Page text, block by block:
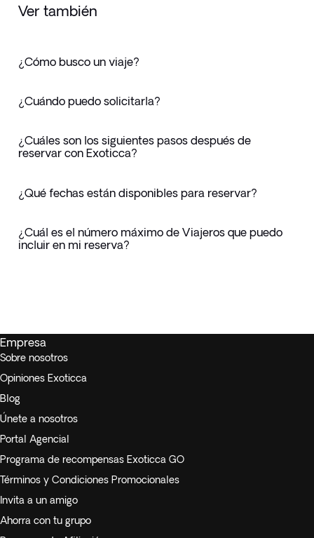
Ver también
¿Cómo busco un viaje?
¿Cuándo puedo solicitarla?
¿Cuáles son los siguientes pasos después de
reservar con Exoticca?
¿Qué fechas están disponibles para reservar?
¿Cuál es el número máximo de Viajeros que puedo
incluir en mi reserva?